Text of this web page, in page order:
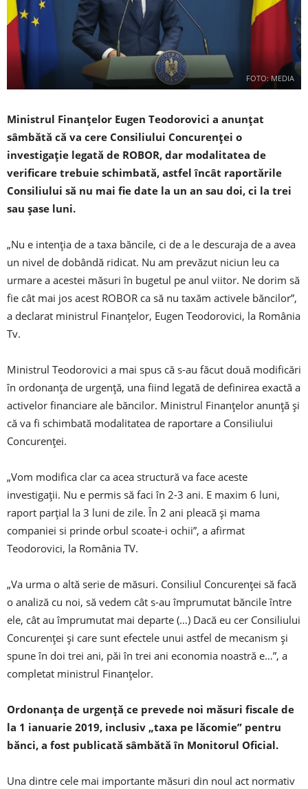
FOTO: MEDIA
Ministrul Finanţelor Eugen Teodorovici a anunţat
sâmbătă că va cere Consiliului Concurenţei o
investigaţie legată de ROBOR, dar modalitatea de
verificare trebuie schimbată, astfel încât raportările
Consiliului să nu mai fie date la un an sau doi, ci la trei
sau şase luni.
„Nu e intenţia de a taxa băncile, ci de a le descuraja de a avea
un nivel de dobândă ridicat. Nu am prevăzut niciun leu ca
urmare a acestei măsuri în bugetul pe anul viitor. Ne dorim să
fie cât mai jos acest ROBOR ca să nu taxăm activele băncilor”,
a declarat ministrul Finanţelor, Eugen Teodorovici, la România
Tv.
Ministrul Teodorovici a mai spus că s-au făcut două modificări
în ordonanţa de urgenţă, una fiind legată de definirea exactă a
activelor financiare ale băncilor. Ministrul Finanţelor anunţă şi
că va fi schimbată modalitatea de raportare a Consiliului
Concurenţei.
„Vom modifica clar ca acea structură va face aceste
investigaţii. Nu e permis să faci în 2-3 ani. E maxim 6 luni,
raport parţial la 3 luni de zile. În 2 ani pleacă şi mama
companiei si prinde orbul scoate-i ochii”, a afirmat
Teodorovici, la România TV.
„Va urma o altă serie de măsuri. Consiliul Concurenţei să facă
o analiză cu noi, să vedem cât s-au împrumutat băncile între
ele, cât au împrumutat mai departe (…) Dacă eu cer Consiliului
Concurenţei şi care sunt efectele unui astfel de mecanism şi
spune în doi trei ani, păi în trei ani economia noastră e…”, a
completat ministrul Finanţelor.
Ordonanţa de urgenţă ce prevede noi măsuri fiscale de
la 1 ianuarie 2019, inclusiv „taxa pe lăcomie” pentru
bănci, a fost publicată sâmbătă în Monitorul Oficial.
Una dintre cele mai importante măsuri din noul act normativ